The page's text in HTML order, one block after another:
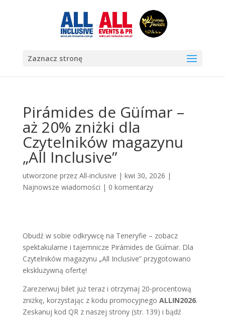
Zaznacz stronę
Pirámides de Güímar –
aż 20% zniżki dla
Czytelników magazynu
„All Inclusive”
utworzone przez All-inclusive | kwi 30, 2026 |
Najnowsze wiadomości | 0 komentarzy
Obudź w sobie odkrywcę na Teneryfie – zobacz
spektakularne i tajemnicze Pirámides de Güímar. Dla
Czytelników magazynu „All Inclusive” przygotowano
ekskluzywną ofertę!
Zarezerwuj bilet już teraz i otrzymaj 20-procentową
zniżkę, korzystając z kodu promocyjnego ALLIN2026.
Zeskanuj kod QR z naszej strony (str. 139) i bądź